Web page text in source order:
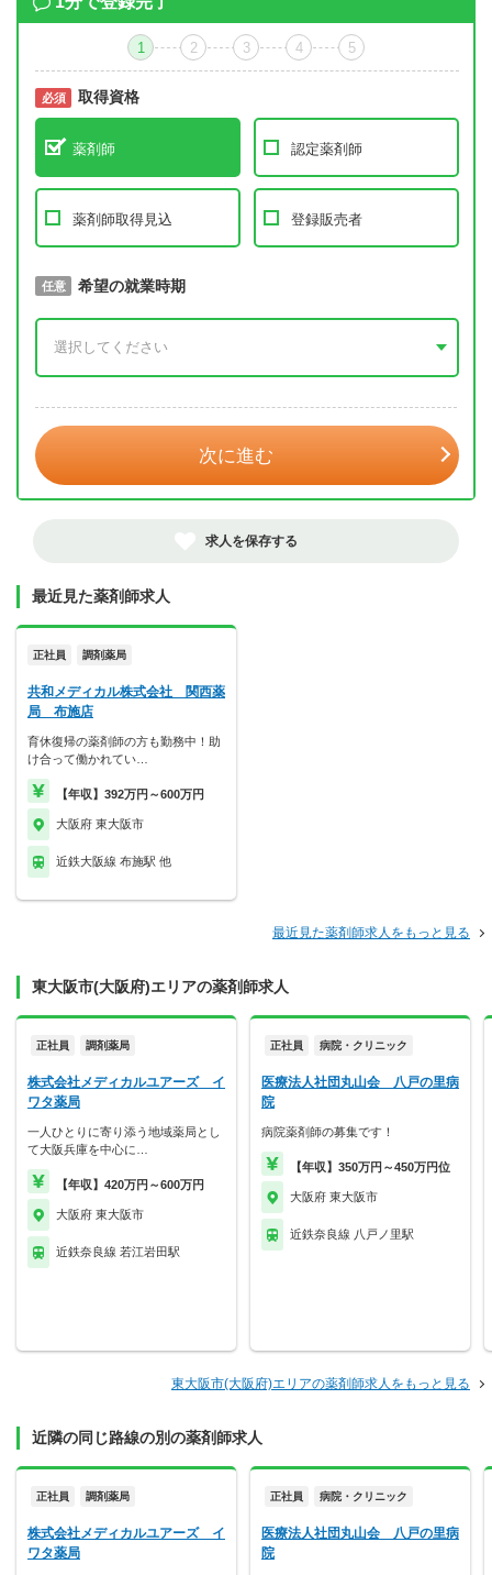
1 2 3 4 5
必須 取得資格
薬剤師 認定薬剤師
薬剤師取得見込 登録販売者
必須 取得予定年
任意 希望の就業時期
次に進む
求人を保存する
最近見た薬剤師求人
正社員 調剤薬局
共和メディカル株式会社 関西薬
局 布施店
育休復帰の薬剤師の方も勤務中！助
け合って働かれてい…
【年収】392万円～600万円
大阪府 東大阪市
近鉄大阪線 布施駅 他
最近見た薬剤師求人をもっと見る
東大阪市(大阪府)エリアの薬剤師求人
正社員 調剤薬局
株式会社メディカルユアーズ イ
ワタ薬局
一人ひとりに寄り添う地域薬局とし
て大阪兵庫を中心に…
【年収】420万円～600万円
大阪府 東大阪市
近鉄奈良線 若江岩田駅
正社員 病院・クリニック
医療法人社団丸山会 八戸の里病
院
病院薬剤師の募集です！
【年収】350万円～450万円位
大阪府 東大阪市
近鉄奈良線 八戸ノ里駅
東大阪市(大阪府)エリアの薬剤師求人をもっと見る
近隣の同じ路線の別の薬剤師求人
正社員 調剤薬局
株式会社メディカルユアーズ イ
ワタ薬局
正社員 病院・クリニック
医療法人社団丸山会 八戸の里病
院